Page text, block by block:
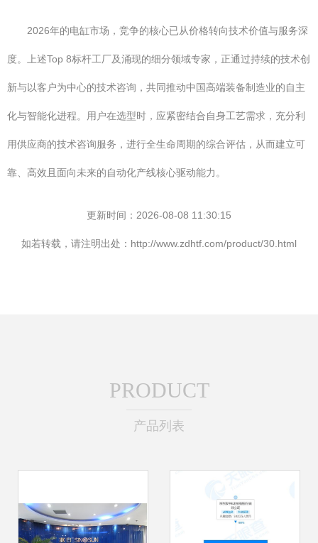
2026年的电缸市场，竞争的核心已从价格转向技术价值与服务深
度。上述Top 8标杆工厂及涌现的细分领域专家，正通过持续的技术创
新与以客户为中心的技术咨询，共同推动中国高端装备制造业的自主
化与智能化进程。用户在选型时，应紧密结合自身工艺需求，充分利
用供应商的技术咨询服务，进行全生命周期的综合评估，从而建立可
靠、高效且面向未来的自动化产线核心驱动能力。
更新时间：2026-08-08 11:30:15
如若转载，请注明出处：http://www.zdhtf.com/product/30.html
PRODUCT
产品列表